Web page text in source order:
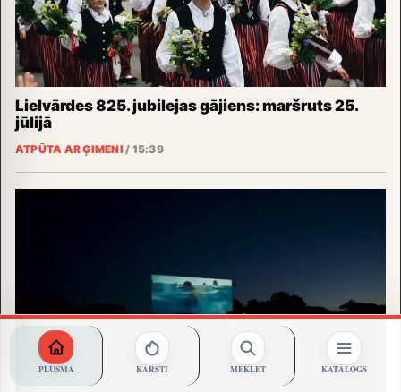
Lielvārdes 825. jubilejas gājiens: maršruts 25.
jūlijā
ATPŪTA AR ĢIMENI / 15:39
PLŪSMA KARSTI MEKLĒT KATALOGS